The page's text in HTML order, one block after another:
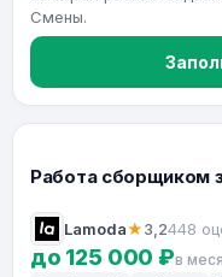
Смены.
Работа сборщиком
Lamoda★3,2448
до 125 000 ₽в